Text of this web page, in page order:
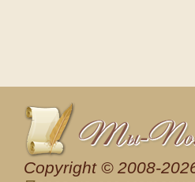
Сopyright © 2008-